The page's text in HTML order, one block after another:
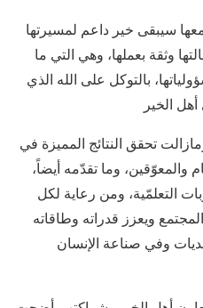
وثقة بعملها، وهي التي ما
بالتوكل على الله الذي
تحقق النتائج المميزة في
والمعوّقين، وما تقدّمه أيضاً،
التعلمّية، ومن رعاية لكل
ويعزز قدراته وطاقاته
وفي صناعة الإنسان